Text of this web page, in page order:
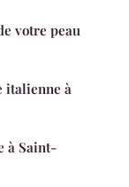
votre peau
italienne à
à Saint-